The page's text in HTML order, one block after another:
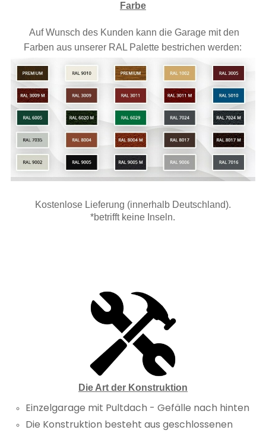
Farbe
Auf Wunsch des Kunden kann die Garage mit den
Farben aus unserer RAL Palette bestrichen werden:
Kostenlose Lieferung (innerhalb Deutschland).
*betrifft keine Inseln.
Die Art der Konstruktion
Einzelgarage mit Pultdach - Gefälle nach hinten
Die Konstruktion besteht aus geschlossenen